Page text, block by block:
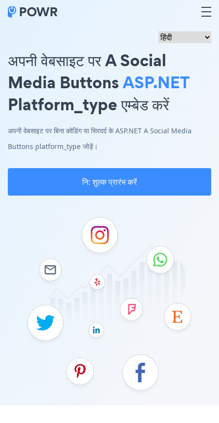
अपनी वेबसाइट पर A Social
Media ButtonsASP.NET
Platform_type एम्बेड करें
अपनी वेबसाइट पर बिना कोडिंग या सिरदर्द के ASP.NET A Social Media
Buttons platform_type जोड़ें।
नि: शुल्क प्रारंभ करें